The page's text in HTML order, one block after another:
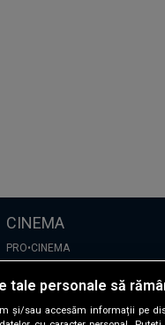
CINEMA
PRO•CINEMA
DIVERTISMENT
tale personale să
și/sau accesăm informații pe